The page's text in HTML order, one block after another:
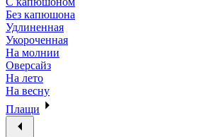
Без капюшона
Удлиненная
Укороченная
На молнии
Оверсайз
На лето
На весну
Плащи